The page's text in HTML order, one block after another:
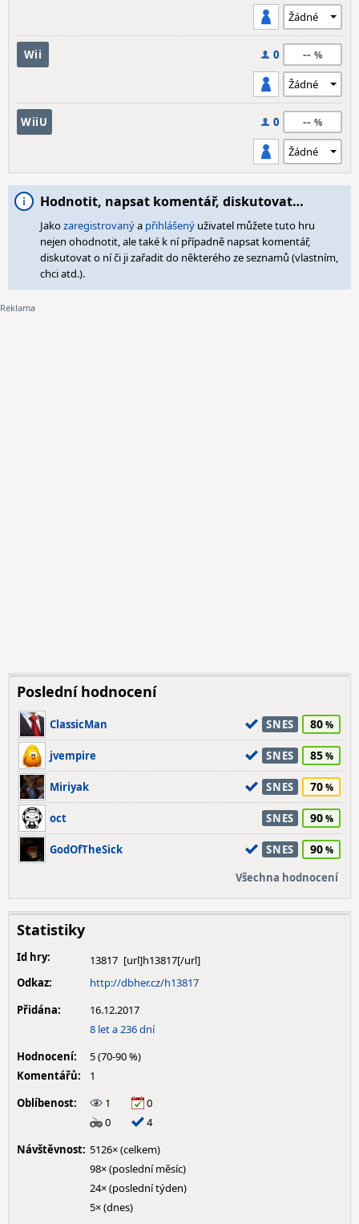
Wii 0 --
WiiU 0 --
Hodnotit, napsat komentář, diskutovat…
Jakozaregistrovanýa přihlášený uživatel můžete tuto hru
nejen ohodnotit, ale také k ní případně napsat komentář,
diskutovat o ní či ji zařadit do některého ze seznamů (vlastním,
chci atd.).
Poslední hodnocení
ClassicMan SNES 80
jvempire SNES 85
Miriyak SNES 70
oct SNES 90
GodOfTheSick SNES 90
Všechna hodnocení
Statistiky
Id hry:
13817
Odkaz:
http://dbher.cz/h13817
Přidána:
16.12.2017
8 let a 236 dní
Hodnocení:
5 (70-90 %)
Komentářů:
1
Oblíbenost:
1
0
0
4
Návštěvnost: 5126× (celkem)
98× (poslední měsíc)
24× (poslední týden)
5× (dnes)